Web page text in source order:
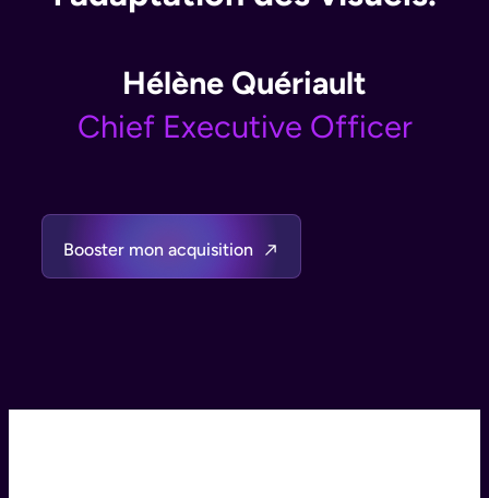
Hélène Quériault
Chief Executive Officer
Booster mon acquisition